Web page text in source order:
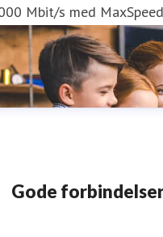
Mbit/s med
Gode